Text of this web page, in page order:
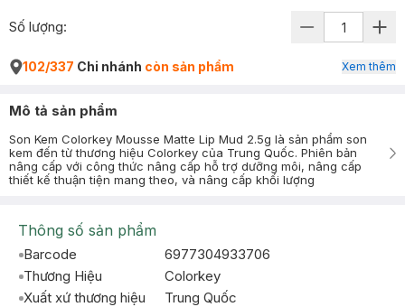
Số lượng:
102/337 Chi nhánh còn sản phẩm Xem thêm
Mô tả sản phẩm
Son Kem Colorkey Mousse Matte Lip Mud 2.5g là sản phẩm son
kem đến từ thương hiệu Colorkey của Trung Quốc. Phiên bản
nâng cấp với công thức nâng cấp hỗ trợ dưỡng môi, nâng cấp
thiết kế thuận tiện mang theo, và nâng cấp khối lượng
Thông số sản phẩm
Barcode
6977304933706
Thương Hiệu
Colorkey
Xuất xứ thương hiệu
Trung Quốc